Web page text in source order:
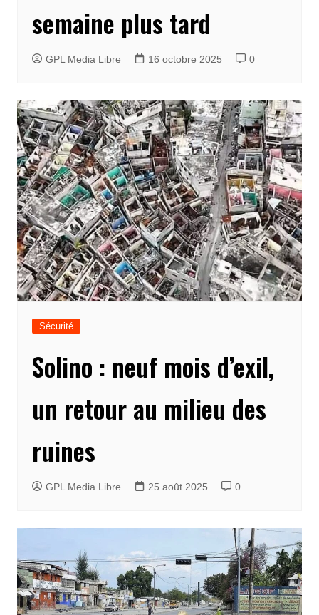
semaine plus tard
GPL Media Libre 16 octobre 2025 0
Sécurité
Solino : neuf mois d’exil,
un retour au milieu des
ruines
GPL Media Libre 25 août 2025 0